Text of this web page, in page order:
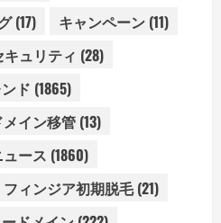
(17) キャンペーン (11)
キュリティ (28)
ド (1865)
メイン移管 (13)
ュース (1860)
フィンジア初期脱毛(21)